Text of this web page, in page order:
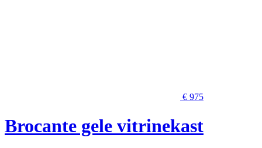
€ 975
Brocante gele vitrinekast